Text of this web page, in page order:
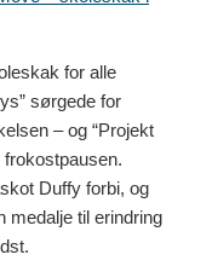
for alle
sørgede for
– og “Projekt
frokostpausen.
Duffy forbi, og
medalje til erindring